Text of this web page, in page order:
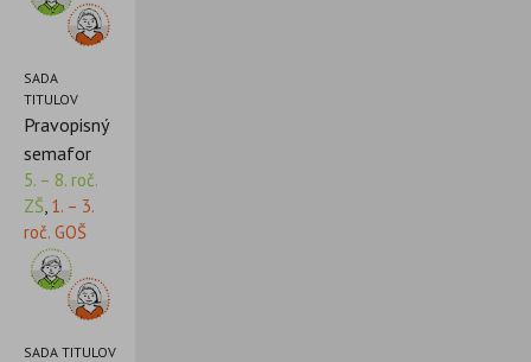
SADA
TITULOV
Pravopisný
semafor
5. – 8. roč.
ZŠ,1. – 3.
roč. GOŠ
SADA TITULOV